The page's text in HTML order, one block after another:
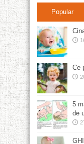
Popular
Ce
5
de